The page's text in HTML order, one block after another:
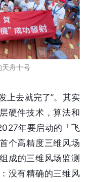
舟十号
上去就完了”。其实
硬件技术，算法和
年要启动的「飞
个高精度三维风场
成的三维风场监测
没有精确的三维风